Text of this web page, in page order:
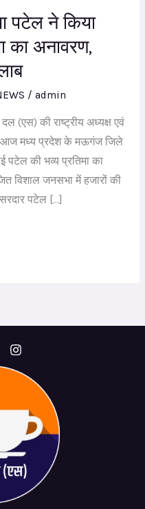
पटेल ने किया
का अनावरण,
/ admin
(एस) की राष्ट्रीय अध्यक्ष एवं
आज मध्य प्रदेश के मऊगंज जिले
पटेल की भव्य प्रतिमा का
विशाल जनसभा में हजारों की
पटेल […]